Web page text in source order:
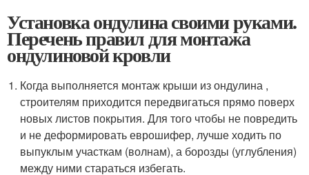
Установка ондулина своими руками.
Перечень правил для монтажа
ондулиновой кровли
Когда выполняется монтаж крыши из ондулина ,
строителям приходится передвигаться прямо поверх
новых листов покрытия. Для того чтобы не повредить
и не деформировать еврошифер, лучше ходить по
выпуклым участкам (волнам), а борозды (углубления)
между ними стараться избегать.